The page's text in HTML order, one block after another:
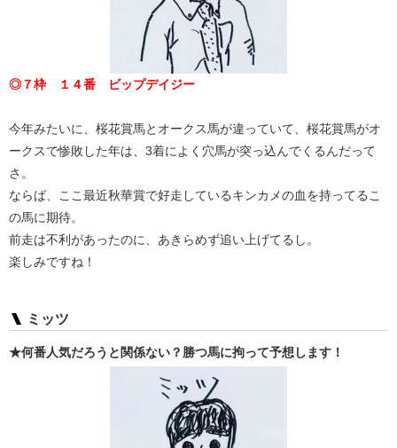
◎７枠 １４番 ビップデイジー
今年みたいに、桜花賞馬とオークス馬が違っていて、桜花賞馬がオ
ークスで惨敗した年は、3着によく穴馬が突っ込んでくるんだって
さ。
ならば、ここ最近秋華賞で好走しているキンカメの血を持ってるこ
の馬に期待。
前走は不利があったのに、あきらめず追い上げてるし。
楽しみですね！
ミッツ
★何番人気だろうと関係ない？勝つ馬に拘って予想します！